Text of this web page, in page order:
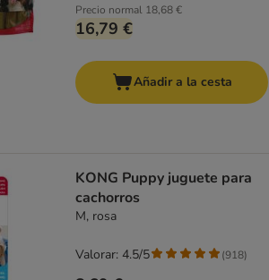
Precio normal 18,68 €
16,79 €
Añadir a la cesta
KONG Puppy juguete para
cachorros
M, rosa
Valorar: 4.5/5 (918)